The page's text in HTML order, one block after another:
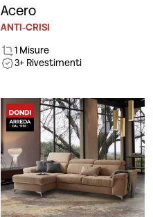
Acero
ANTI-CRISI
1 Misure
3+ Rivestimenti